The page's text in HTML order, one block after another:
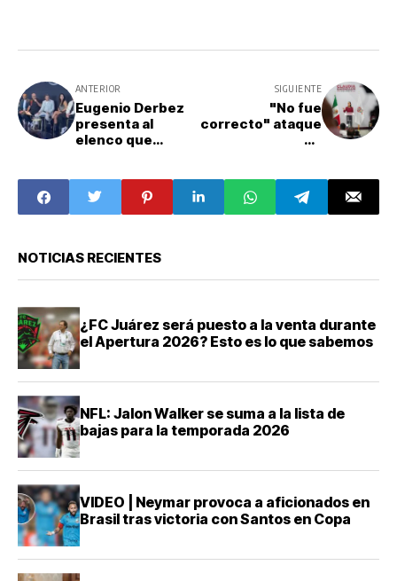
ANTERIOR
Eugenio Derbez
presenta al
elenco que
de LOL
SIGUIENTE
"No fue
correcto" ataque
de
Claudia
Sheinbaum
NOTICIAS RECIENTES
¿FC Juárez será puesto a la venta durante
el Apertura 2026? Esto es lo que sabemos
NFL: Jalon Walker se suma a la lista de
bajas para la temporada 2026
VIDEO | Neymar provoca a aficionados en
Brasil tras victoria con Santos en Copa